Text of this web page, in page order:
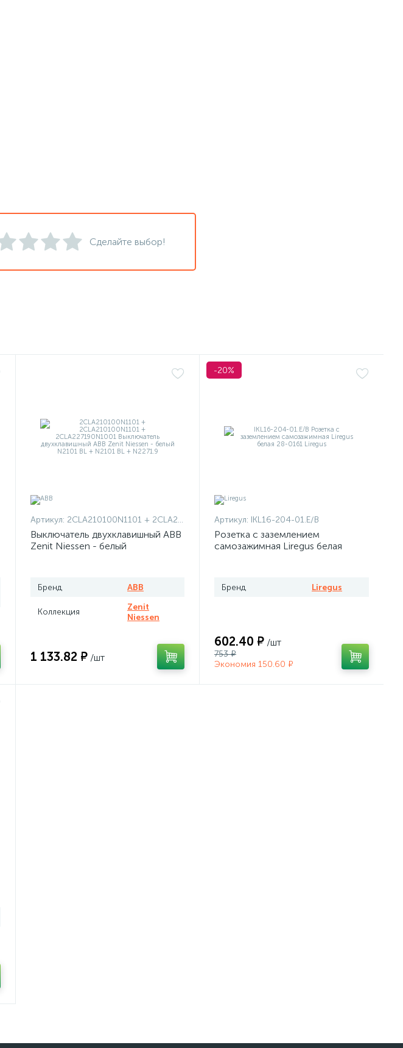
Сделайте выбор!
Артикул: 2CLA210100N1101 + 2CLA210100N1101 + 2CLA227190N1001
Выключатель двухклавишный ABB
Zenit Niessen - белый
Бренд ABB
Коллекция
Zenit
Niessen
1 133.82 ₽ /шт
-20%
Артикул: IKL16-204-01.E/B
Розетка с заземлением
самозажимная Liregus белая
Бренд Liregus
602.40 ₽ /шт
753 ₽
Экономия 150.60 ₽